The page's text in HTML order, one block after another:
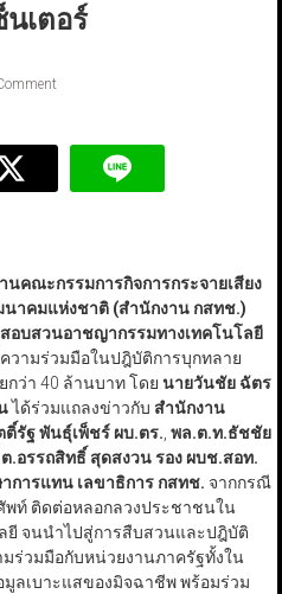
เตอร์
นคณะกรรมการกิจการกระจายเสียง
นาคมแห่งชาติ (สำนักงาน กสทช.)
อบสวนอาชญากรรมทางเทคโนโลยี
วามร่วมมือในปฎิบัติการบุกทลาย
กว่า 40 ล้านบาท โดย นายวันชัย ฉัตร
ได้ร่วมแถลงข่าวกับ สำนักงาน
รัฐ พันธุ์เพ็ชร์ ผบ.ตร., พล.ต.ท.ธัชชัย
.อรรถสิทธิ์ สุดสงวน รอง ผบช.สอท.
การแทน เลขาธิการ กสทช. จากกรณี
ท์ ติดต่อหลอกลวงประชาชนใน
จนนำไปสู่การสืบสวนและปฎิบัติ
ร่วมมือกับหน่วยงานภาครัฐทั้งใน
ลเบาะแสของมิจฉาชีพ​ พร้อมร่วม